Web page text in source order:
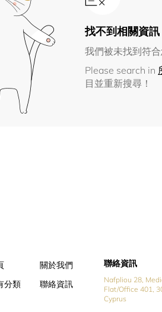
找不到相關資訊
我們被未找到符合
Please search in
目並重新搜尋！
關於我們
分類
聯絡資訊
聯絡資訊
Nafpliou 28,
Flat/Office 401,
Cyprus